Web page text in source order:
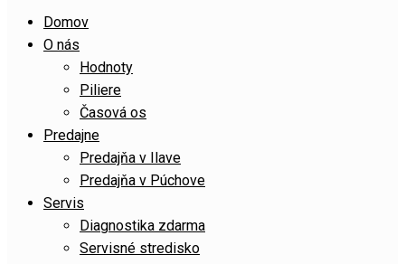
Domov
O nás
Hodnoty
Piliere
Časová os
Predajne
Predajňa v Ilave
Predajňa v Púchove
Servis
Diagnostika zdarma
Servisné stredisko